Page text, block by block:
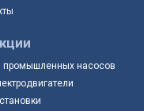
промышленных насосов